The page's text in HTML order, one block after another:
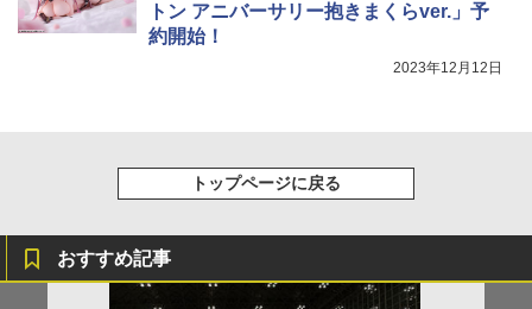
トン アニバーサリー抱きまくらver.」予
約開始！
2023年12月12日
トップページに戻る
おすすめ記事